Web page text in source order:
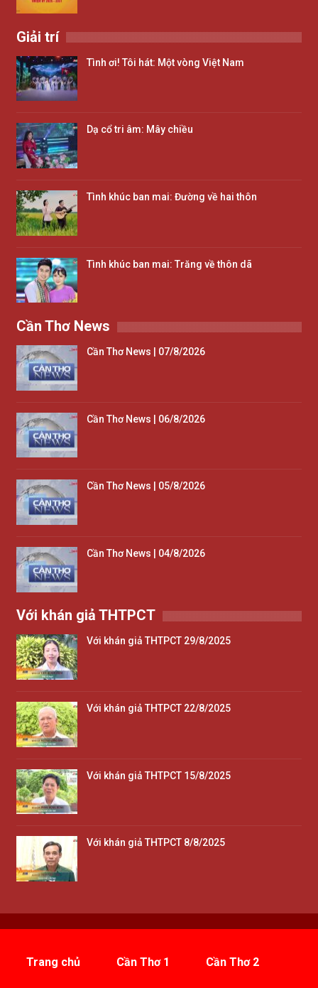
Giải trí
Tình ơi! Tôi hát: Một vòng Việt Nam
Dạ cổ tri âm: Mây chiều
Tình khúc ban mai: Đường về hai thôn
Tình khúc ban mai: Trăng về thôn dã
Cần Thơ News
Cần Thơ News | 07/8/2026
Cần Thơ News | 06/8/2026
Cần Thơ News | 05/8/2026
Cần Thơ News | 04/8/2026
Với khán giả THTPCT
Với khán giả THTPCT 29/8/2025
Với khán giả THTPCT 22/8/2025
Với khán giả THTPCT 15/8/2025
Với khán giả THTPCT 8/8/2025
Trang chủ Cần Thơ 1 Cần Thơ 2